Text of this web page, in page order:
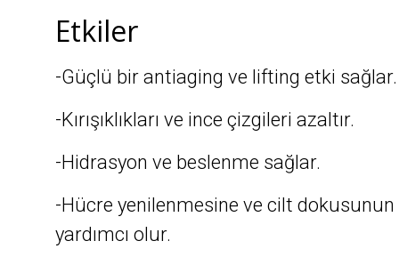
Etkiler
-Güçlü bir antiaging ve lifting etki sağlar.
-Kırışıklıkları ve ince çizgileri azaltır.
-Hidrasyon ve beslenme sağlar.
-Hücre yenilenmesine ve cilt
yardımcı olur.